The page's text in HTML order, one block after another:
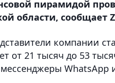
пирамидой
области, сообщает
компании
от 21 тысяч до 53
WhatsApp